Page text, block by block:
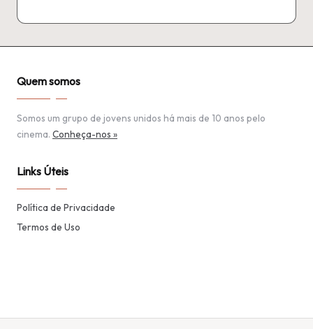
Quem somos
Somos um grupo de jovens unidos há mais de 10 anos pelo
cinema. Conheça-nos »
Links Úteis
Política de Privacidade
Termos de Uso